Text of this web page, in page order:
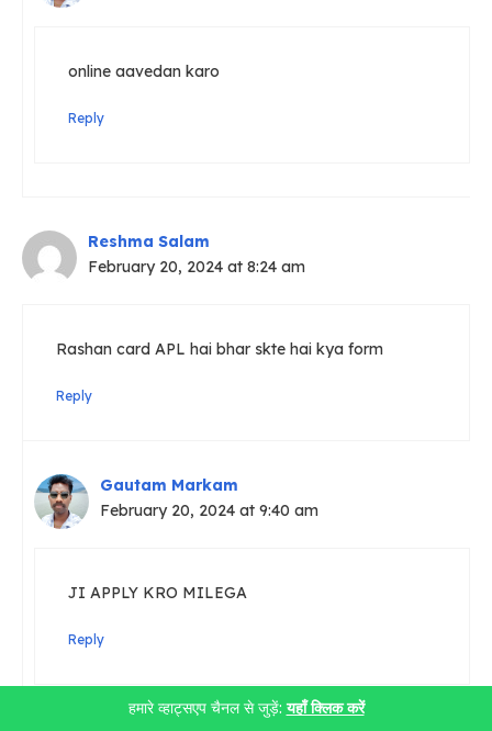
online aavedan karo
Reply
Reshma Salam
February 20, 2024 at 8:24 am
Rashan card APL hai bhar skte hai kya form
Reply
Gautam Markam
February 20, 2024 at 9:40 am
JI APPLY KRO MILEGA
Reply
हमारे व्हाट्सएप चैनल से जुड़ें:यहाँ क्लिक करें